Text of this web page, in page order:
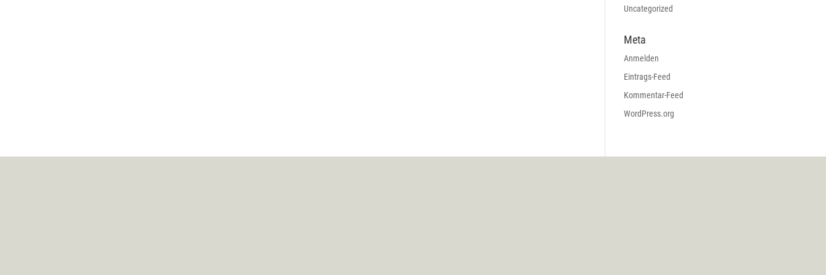
Uncategorized
Meta
Anmelden
Eintrags-Feed
Kommentar-Feed
WordPress.org